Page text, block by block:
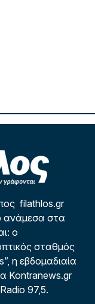
filathlos.gr
ανάμεσα στα
ο
σταθμός
η εβδομαδιαία
Kontranews.gr
97,5.